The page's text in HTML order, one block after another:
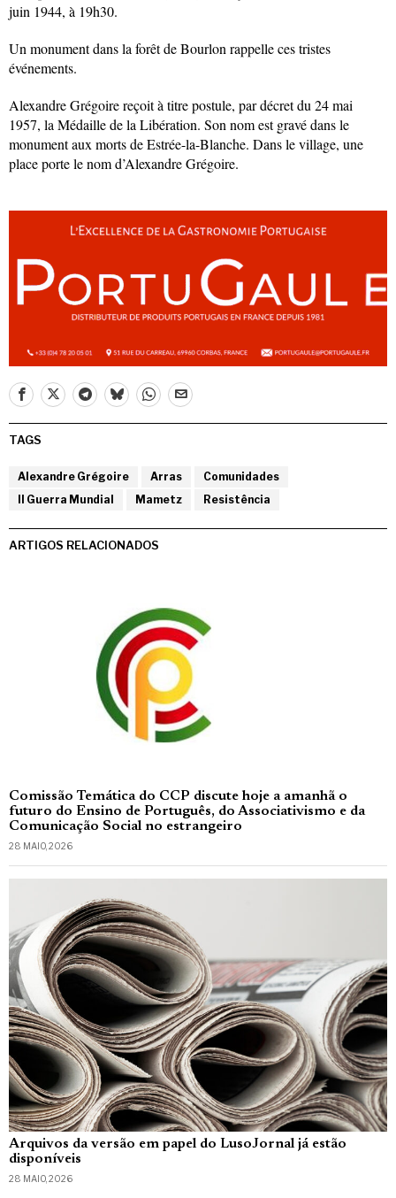
juin 1944, à 19h30.
Un monument dans la forêt de Bourlon rappelle ces tristes
événements.
Alexandre Grégoire reçoit à titre postule, par décret du 24 mai
1957, la Médaille de la Libération. Son nom est gravé dans le
monument aux morts de Estrée-la-Blanche. Dans le village, une
place porte le nom d’Alexandre Grégoire.
TAGS
Alexandre Grégoire Arras
Comunidades
II Guerra Mundial
Mametz Resistência
ARTIGOS RELACIONADOS
Comissão Temática do CCP discute hoje a amanhã o
futuro do Ensino de Português, do Associativismo e da
Comunicação Social no estrangeiro
28 MAIO, 2026
Arquivos da versão em papel do LusoJornal já estão
disponíveis
28 MAIO, 2026